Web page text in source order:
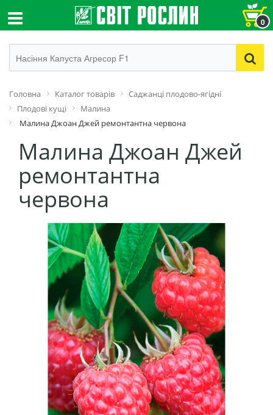
0
Головна Каталог товарів
Саджанці плодово-ягідні
Плодові кущі
Малина
Малина Джоан Джей ремонтантна червона
Малина Джоан Джей
ремонтантна
червона